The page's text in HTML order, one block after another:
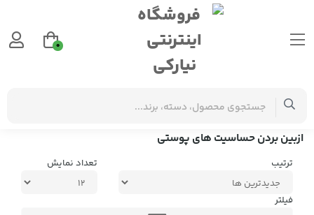
برچسب‌ها ازبین بردن حساسیت های پوستی
ازبین بردن حساسیت های پوستی
ترتیب تعداد نمایش
فیلتر
0